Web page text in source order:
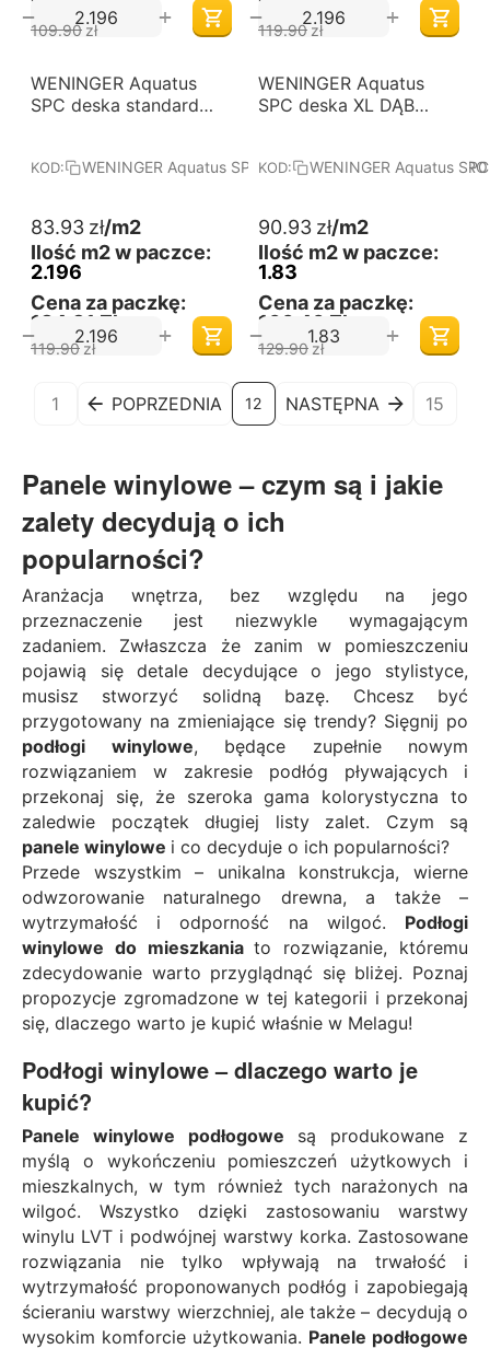
Panele winylowe – czym są i jakie
zalety decydują o ich
popularności?
Aranżacja wnętrza, bez względu na jego
przeznaczenie jest niezwykle wymagającym
zadaniem. Zwłaszcza że zanim w pomieszczeniu
pojawią się detale decydujące o jego stylistyce,
musisz stworzyć solidną bazę. Chcesz być
przygotowany na zmieniające się trendy? Sięgnij po
podłogi winylowe, będące zupełnie nowym
rozwiązaniem w zakresie podłóg pływających i
przekonaj się, że szeroka gama kolorystyczna to
zaledwie początek długiej listy zalet. Czym są
panele winylowe i co decyduje o ich popularności?
Przede wszystkim – unikalna konstrukcja, wierne
odwzorowanie naturalnego drewna, a także –
wytrzymałość i odporność na wilgoć. Podłogi
winylowe do mieszkaniato rozwiązanie, któremu
zdecydowanie warto przyglądnąć się bliżej. Poznaj
propozycje zgromadzone w tej kategorii i przekonaj
się, dlaczego warto je kupić właśnie w Melagu!
Podłogi winylowe – dlaczego warto je
kupić?
Panele winylowe podłogowe są produkowane z
myślą o wykończeniu pomieszczeń użytkowych i
mieszkalnych, w tym również tych narażonych na
wilgoć. Wszystko dzięki zastosowaniu warstwy
winylu LVT i podwójnej warstwy korka. Zastosowane
rozwiązania nie tylko wpływają na trwałość i
wytrzymałość proponowanych podłóg i zapobiegają
ścieraniu warstwy wierzchniej, ale także – decydują o
wysokim komforcie użytkowania. Panele podłogowe
109.90 zł
+
− 119.90zł
+
−
-30%
Darmowa dostawa
od 60 m2
WENINGER Aquatus
SPC deska standard
Wymiary (mm):
Aquatus SPC - deska
standard.
KOD: WENINGER Aquatus SPC deska standard DĄB MILAGRO
83.93 zł/m2
Ilość m2 w paczce:
2.196
Cena za paczkę:
184,31 Zł
119.90zł
+
−
-30%
Darmowa dostawa
od 60 m2
WENINGER Aquatus
SPC deska XL DĄB
Wymiary (mm):
Aquatus SPC - deska
XL.
KOD: WENINGER Aquatus
90.93 zł/m2
Ilość m2 w paczce:
1.83
Cena za paczkę:
166,40 Zł
129.90zł
+
−
1 POPRZEDNIA 12 NASTĘPNA 15